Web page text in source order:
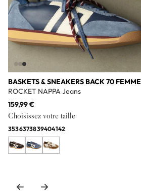
BASKETS & SNEAKERS BACK 70 FEMME
ROCKET NAPPA Jeans
159,99 €
Choisissez votre taille
3536373839404142